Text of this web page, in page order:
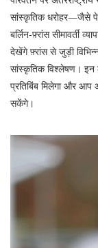
सांस्कृतिक धरोहर—जैसे
बर्लिन‑फ़्रांस
देखेंगे फ़्रांस से जुड़ी
सांस्कृतिक विश्लेषण। इन
प्रतिबिंब मिलेगा और आप
सकेंगे।